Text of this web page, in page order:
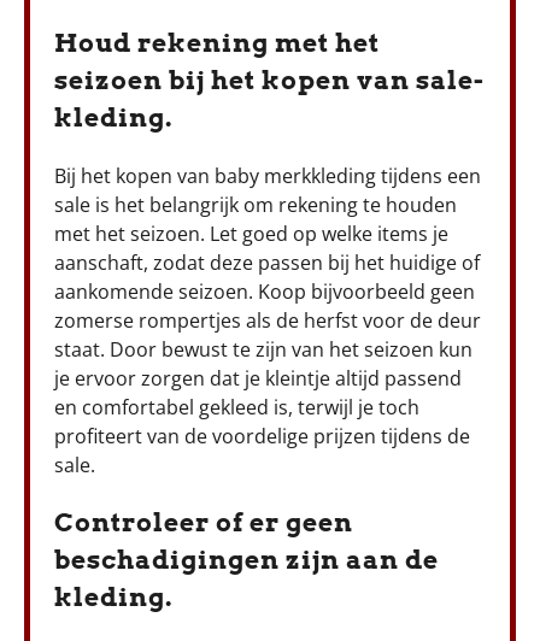
Houd rekening met het
seizoen bij het kopen van sale-
kleding.
Bij het kopen van baby merkkleding tijdens een
sale is het belangrijk om rekening te houden
met het seizoen. Let goed op welke items je
aanschaft, zodat deze passen bij het huidige of
aankomende seizoen. Koop bijvoorbeeld geen
zomerse rompertjes als de herfst voor de deur
staat. Door bewust te zijn van het seizoen kun
je ervoor zorgen dat je kleintje altijd passend
en comfortabel gekleed is, terwijl je toch
profiteert van de voordelige prijzen tijdens de
sale.
Controleer of er geen
beschadigingen zijn aan de
kleding.